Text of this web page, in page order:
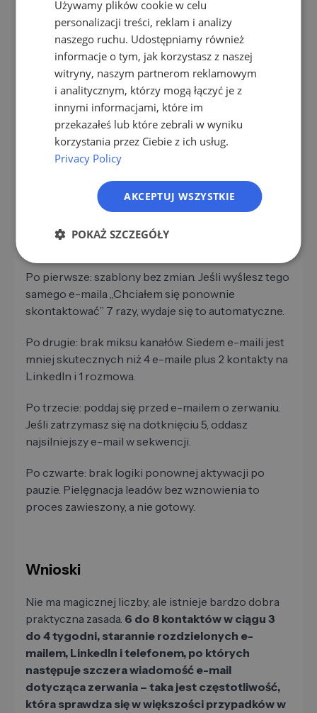
dostosować oba te elementy.
Każdy, kto wyśle ​​5 dotknięć w ciągu 3 dni w ramach
działań informacyjnych na LinkedIn, będzie
postrzegany jako natrętny. Każdy, kto rozdaje 7
dotknięć w ciągu 4 tygodni, jest konsekwentny.
Więcej informacji na temat czasu oczekiwania
między kolejnymi dotknięciami znajdziesz w
długo czekać między dwoma kolejnymi
dotknięciami.
Typowe błędy w sekwencjach
kontrolnych
Po pierwsze: szablony bez zmian. Jeśli wyślesz tego
samego e-maila „Chciałem się ponownie
skontaktować” 7 razy, wydaje się to automatyczne.
Po drugie: brak miksu kanałów. Siedem e-maili jest
mniej skutecznych niż 4 e-maile plus 2 kontakty na
LinkedIn i 1 rozmowa.
Po trzecie: poddaj się przed e-mailem o zerwaniu.
Jeśli zatrzymasz się na dotknięciu 5, oddasz
najsilniejszy e-mail w sekwencji.
Po czwarte: brak logiki ponownej aktywacji po
pauzie. Pielęgnacja leadów bez wznowienia to
proces zawieszony, a nie gotowy.
Wnioski
Nie ma magicznej liczby, ale istnieje bardzo dobra
praktyczna zasada. 6 do 8 kontaktów w ciągu 3
do 4 tygodni, starannie rozdzielonych e-
mailem, LinkedIn i telefonem, po których
następuje szczera wiadomość e-mail
dotycząca zerwania – taka jest częstotliwość,
która sprawdza się w większości przypadków w
FR
IT
PL
Używamy plików cookie w celu
personalizacji treści, reklam i analizy
naszego ruchu. Udostępniamy również
informacje o tym, jak korzystasz z naszej
witryny, naszym partnerom reklamowym
i analitycznym, którzy mogą łączyć je z
innymi informacjami, które im
przekazałeś lub które zebrali w wyniku
korzystania przez Ciebie z ich usług.
Privacy Policy
AKCEPTUJ WSZYSTKIE
POKAŻ SZCZEGÓŁY